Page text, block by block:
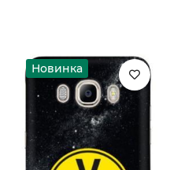
Новинка